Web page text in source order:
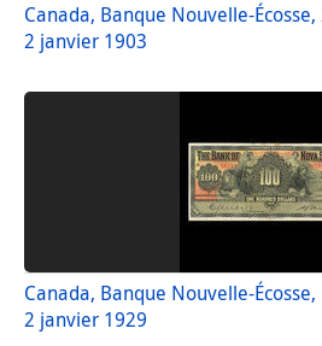
Canada, Banque Nouvelle-
2 janvier 1903
Canada, Banque Nouvelle-
2 janvier 1929